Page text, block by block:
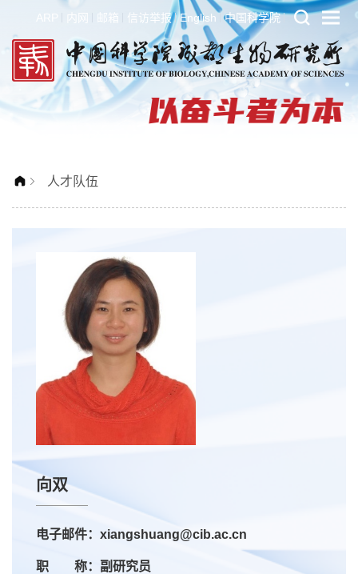
ARP 内网 邮箱 信访举报 English 中国科学院
人才队伍
向双
电子邮件：xiangshuang@cib.ac.cn
职 称：副研究员